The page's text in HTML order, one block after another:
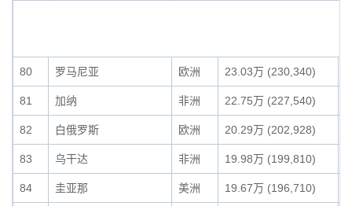
80 罗马尼亚 欧洲 23.03万 (230,340)
81 加纳 非洲 22.75万 (227,540)
82 白俄罗斯 欧洲 20.29万 (202,928)
83 乌干达 非洲 19.98万 (199,810)
84 圭亚那 美洲 19.67万 (196,710)